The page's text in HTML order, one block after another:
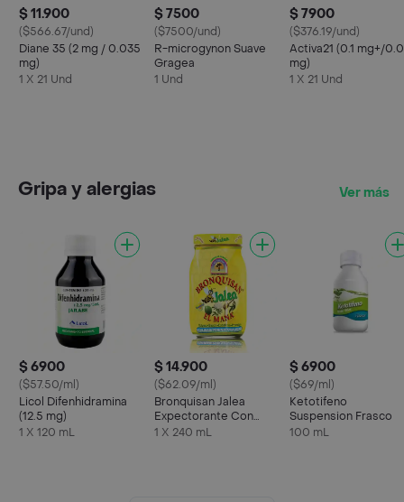
$ 11.900
($566.67/und)
Diane 35 (2 mg / 0.035
mg)
1 X 21 Und
$ 7500
($7500/und)
R-microgynon Suave
Gragea
1 Und
$ 7900
($376.19/und)
Activa21 (0.1 mg+/
mg)
1 X 21 Und
Gripa y alergias Ver más
$ 6900
($57.50/ml)
Licol Difenhidramina
(12.5 mg)
1 X 120 mL
$ 14.900
($62.09/ml)
Bronquisan Jalea
Expectorante Con
Totumo
1 X 240 mL
$ 6900
($69/ml)
Ketotifeno
Suspension Frasco
100 mL